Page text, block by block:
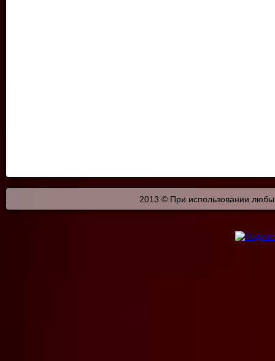
2013 © При использовании